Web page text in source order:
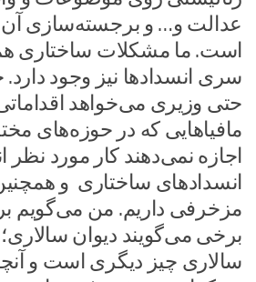
عدالت و… و برجسته‌سازی
است. ما مشکلات ساختاری
سری انسدادها نیز وجود
حتی وزیری می‌خواهد
مافیاهایی که در حوزه‌های
اجازه نمی‌دهند کار مورد نظر
انسدادهای ساختاری و
مزخرفی داریم. من می‌گویم
برخی می‌گویند دیوان سالاری؛
سالاری چیز دیگری است و